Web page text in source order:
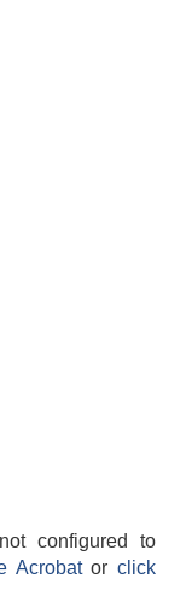
configured to
Acrobatorclick